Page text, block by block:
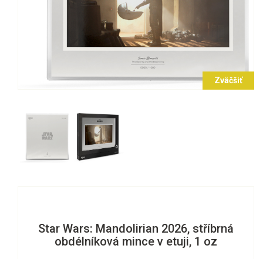
Zväčšiť
Star Wars: Mandolirian 2026, stříbrná
obdélníková mince v etuji, 1 oz